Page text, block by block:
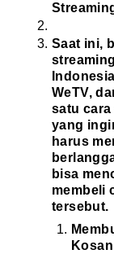
Saat ini,
WeTV,
satu
yang
harus
bisa
membeli
tersebut.
Kosan